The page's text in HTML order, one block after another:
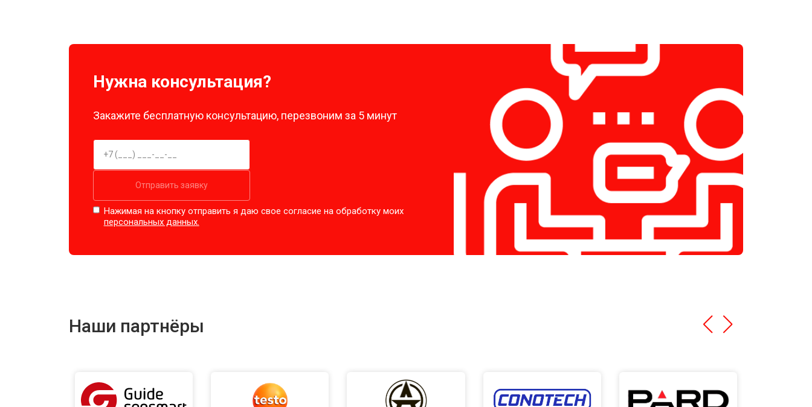
Нужна консультация?
Закажите бесплатную консультацию, перезвоним за 5 минут
Отправить заявку
Нажимая на кнопку отправить я даю свое согласие на обработку моих
персональных данных.
Наши партнёры